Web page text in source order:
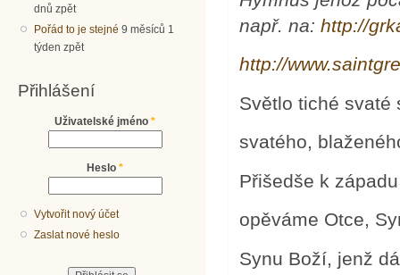
dnů zpět
Pořád to je stejné 9 měsíců 1
týden zpět
Přihlášení
Uživatelské jméno *
Heslo *
Vytvořit nový účet
Zaslat nové heslo
např. na: http://
http://
Světlo tiché svaté
svatého,
Přišedše k
opěváme Otce,
Synu Boží, jenž